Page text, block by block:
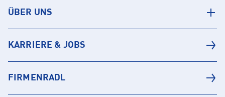
ÜBER UNS
KARRIERE & JOBS
FIRMENRADL